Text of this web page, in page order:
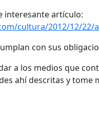
interesante artículo:
cultura/2012/12/22/
con sus
a los medios que
ahí descritas y